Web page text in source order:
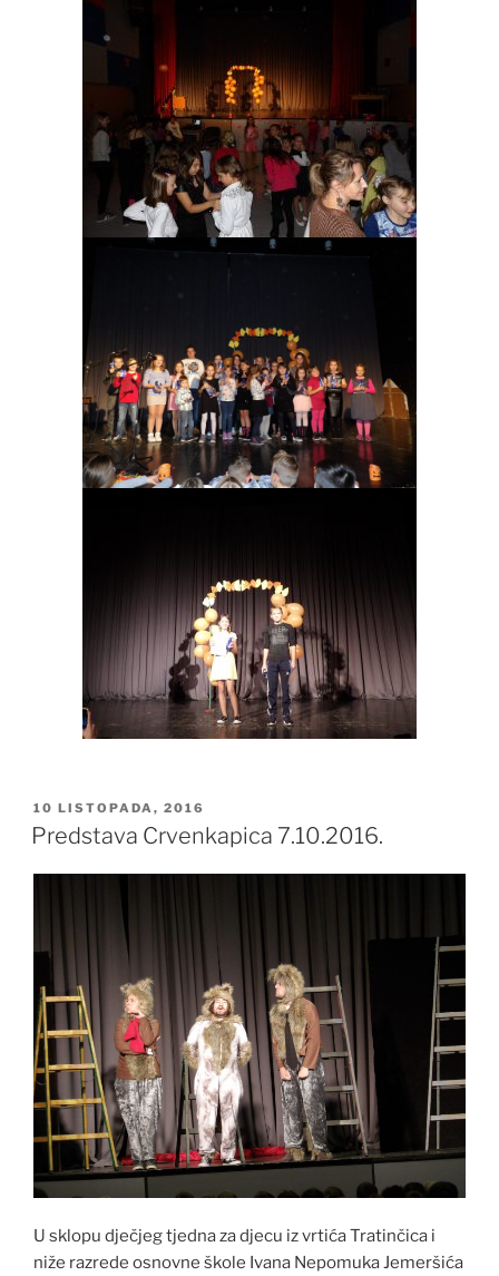
OBJAVLJENO
10 LISTOPADA, 2016
Predstava Crvenkapica 7.10.2016.
U sklopu dječjeg tjedna za djecu iz vrtića Tratinčica i
niže razrede osnovne škole Ivana Nepomuka Jemeršića